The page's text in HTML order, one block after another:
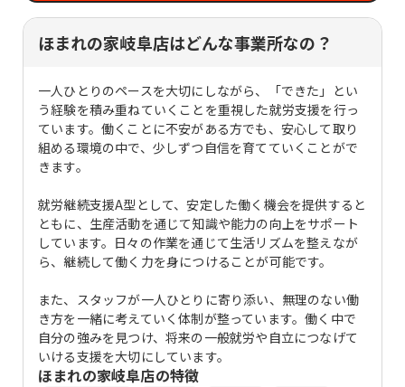
ほまれの家岐阜店はどんな事業所なの？
一人ひとりのペースを大切にしながら、「できた」とい
う経験を積み重ねていくことを重視した就労支援を行っ
ています。働くことに不安がある方でも、安心して取り
組める環境の中で、少しずつ自信を育てていくことがで
きます。
就労継続支援A型として、安定した働く機会を提供すると
ともに、生産活動を通じて知識や能力の向上をサポート
しています。日々の作業を通じて生活リズムを整えなが
ら、継続して働く力を身につけることが可能です。
また、スタッフが一人ひとりに寄り添い、無理のない働
き方を一緒に考えていく体制が整っています。働く中で
自分の強みを見つけ、将来の一般就労や自立につなげて
いける支援を大切にしています。
ほまれの家岐阜店の特徴